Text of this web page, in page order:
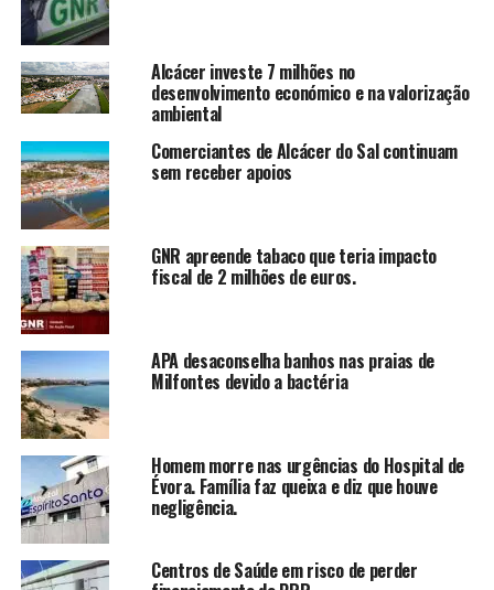
Alcácer investe 7 milhões no
desenvolvimento económico e na valorização
ambiental
Comerciantes de Alcácer do Sal continuam
sem receber apoios
GNR apreende tabaco que teria impacto
fiscal de 2 milhões de euros.
APA desaconselha banhos nas praias de
Milfontes devido a bactéria
Homem morre nas urgências do Hospital de
Évora. Família faz queixa e diz que houve
negligência.
Centros de Saúde em risco de perder